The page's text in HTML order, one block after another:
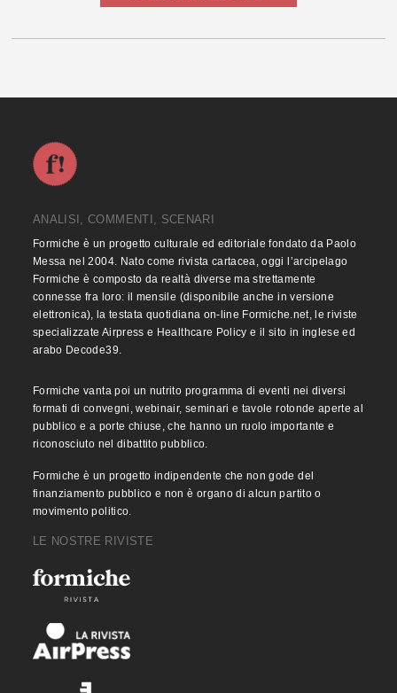
ANALISI, COMMENTI, SCENARI
Formiche è un progetto culturale ed editoriale fondato da Paolo
Messa nel 2004. Nato come rivista cartacea, oggi l’arcipelago
Formiche è composto da realtà diverse ma strettamente
connesse fra loro: il mensile (disponibile anche in versione
elettronica), la testata quotidiana on-line Formiche.net, le riviste
specializzate Airpress e Healthcare Policy e il sito in inglese ed
arabo Decode39.
Formiche vanta poi un nutrito programma di eventi nei diversi
formati di convegni, webinair, seminari e tavole rotonde aperte al
pubblico e a porte chiuse, che hanno un ruolo importante e
riconosciuto nel dibattito pubblico.
Formiche è un progetto indipendente che non gode del
finanziamento pubblico e non è organo di alcun partito o
movimento politico.
LE NOSTRE RIVISTE